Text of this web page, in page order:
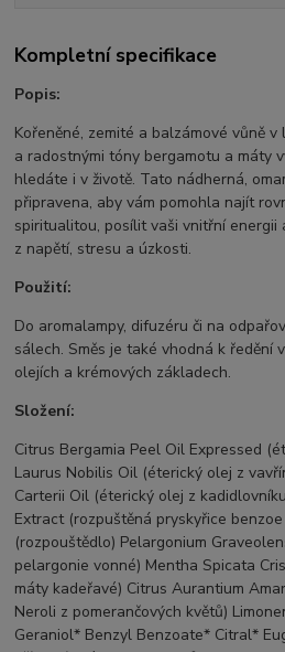
Kompletní specifikace
Popis:
Kořeněné, zemité a balzámové vůně
a radostnými tóny bergamotu a máty
hledáte i v životě. Tato nádherná,
připravena, aby vám pomohla najít
spiritualitou, posílit vaši vnitřní energii
z napětí, stresu a úzkosti.
Použití:
Do aromalampy, difuzéru či na
sálech. Směs je také vhodná k ředění
olejích a krémových základech.
Složení:
Citrus Bergamia Peel Oil Expressed
Laurus Nobilis Oil (éterický olej z
Carterii Oil (éterický olej z
Extract (rozpuštěná pryskyřice
(rozpouštědlo) Pelargonium
pelargonie vonné) Mentha Spicata
máty kadeřavé) Citrus Aurantium
Neroli z pomerančových květů)
Geraniol* Benzyl Benzoate* Citral*